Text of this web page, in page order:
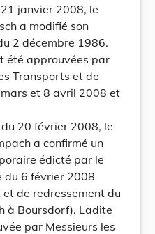
21 janvier 2008, le
a modifié son
2 décembre 1986.
été approuvées par
Transports et de
et 8 avril 2008 et
du 20 février 2008, le
a confirmé un
édicté par le
du 6 février 2008
de redressement du
à Boursdorf). Ladite
par Messieurs les